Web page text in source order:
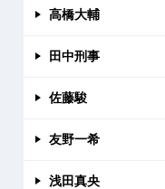
高橋大輔
田中刑事
佐藤駿
友野一希
浅田真央